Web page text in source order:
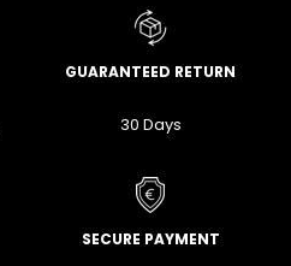
GUARANTEED RETURN
30 Days
SECURE PAYMENT